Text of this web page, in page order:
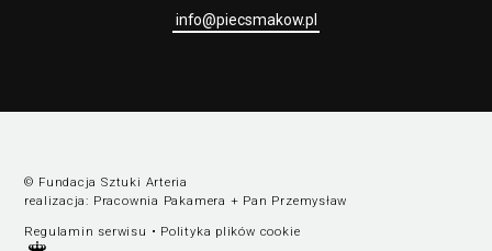
info@piecsmakow.pl
© Fundacja Sztuki Arteria
realizacja: Pracownia Pakamera + Pan Przemysław
Regulamin serwisu • Polityka plików cookie